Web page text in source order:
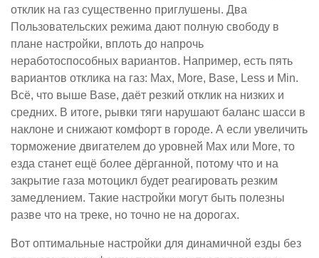
отклик на газ существенно приглушены. Два
Пользовательских режима дают полную свободу в
плане настройки, вплоть до напрочь
неработоспособных вариантов. Например, есть пять
вариантов отклика на газ: Max, More, Base, Less и Min.
Всё, что выше Base, даёт резкий отклик на низких и
средних. В итоге, рывки тяги нарушают баланс шасси в
наклоне и снижают комфорт в городе. А если увеличить
торможение двигателем до уровней Max или More, то
езда станет ещё более дёрганной, потому что и на
закрытие газа мотоцикл будет реагировать резким
замедлением. Такие настройки могут быть полезны
разве что на треке, но точно не на дорогах.
Вот оптимальные настройки для динамичной езды без